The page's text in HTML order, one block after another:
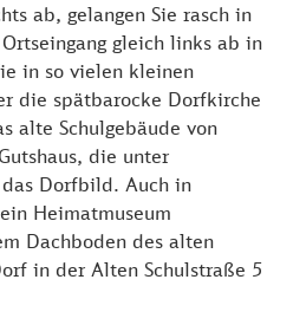
ab, gelangen Sie rasch in
gleich links ab in
in so vielen kleinen
die spätbarocke Dorfkirche
alte Schulgebäude von
die unter
Dorfbild. Auch in
Heimatmuseum
Dachboden des alten
in der Alten Schulstraße 5